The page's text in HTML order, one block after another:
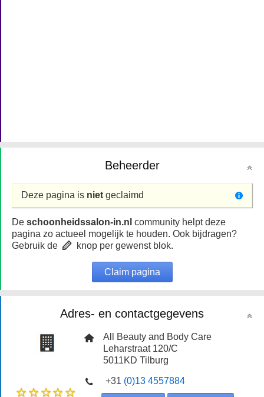
Beheerder
Deze pagina is niet geclaimd
De schoonheidssalon-in.nl community helpt deze
pagina zo actueel mogelijk te houden. Ook bijdragen?
Gebruik de
knop per gewenst blok.
Claim pagina
Adres- en contactgegevens
All Beauty and Body Care
Leharstraat 120/C
5011KDTilburg
+31 (0)13 4557884